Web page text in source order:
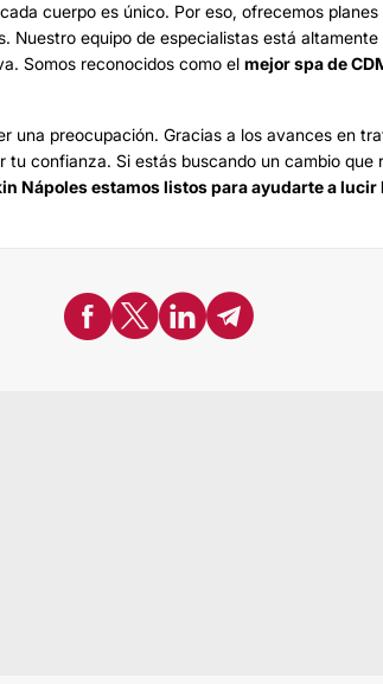
cuerpo es único. Por eso, ofrecemos
Nuestro equipo de especialistas está
Somos reconocidos como el mejor spa de
una preocupación. Gracias a los avances en
tu confianza. Si estás buscando un cambio que
Nápoles estamos listos para ayudarte a